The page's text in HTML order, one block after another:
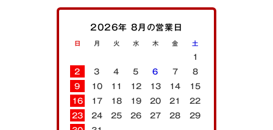
2026年 8月の営業日
日 月 火 水 木 金 土
1
2
3 4 5 6 7
8
9
10 11 12 13 14
15
16
17 18 19 20 21
22
23
24 25 26 27 28
29